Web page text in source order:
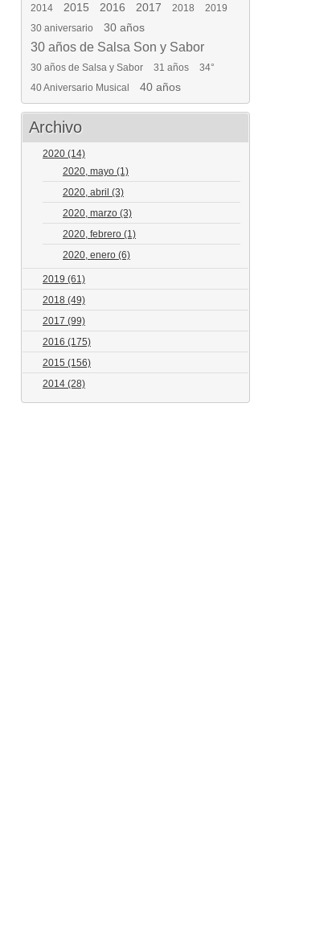
2014
2015 2016 2017 2018
2019
30 aniversario
30 años
30 años de Salsa Son y Sabor
30 años de Salsa y Sabor 31 años
34°
40 Aniversario Musical
40 años
Archivo
2020 (14)
2020, mayo (1)
2020, abril (3)
2020, marzo (3)
2020, febrero (1)
2020, enero (6)
2019 (61)
2018 (49)
2017 (99)
2016 (175)
2015 (156)
2014 (28)